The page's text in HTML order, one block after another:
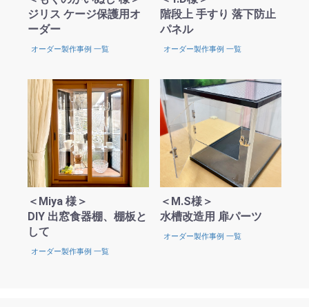
お買い物を続ける カートへ進む
ジリス ケージ保護用オ
ーダー
オーダー製作事例 一覧
階段上 手すり 落下防止
パネル
オーダー製作事例 一覧
＜Miya 様＞
DIY 出窓食器棚、棚板と
して
オーダー製作事例 一覧
＜M.S様＞
水槽改造用 扉パーツ
オーダー製作事例 一覧